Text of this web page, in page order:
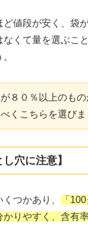
ど値段が安く、袋
なくて量を選ぶこ
８０％以上のも
くこちらを選びま
穴に注意】
つかあり、
「
りやすく、含有